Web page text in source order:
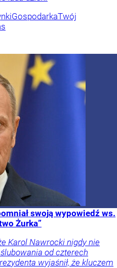
GospodarkaTwój
swoją wypowiedź ws.
Żurka”
Karol Nawrocki nigdy nie
od czterech
wyjaśnił, że kluczem